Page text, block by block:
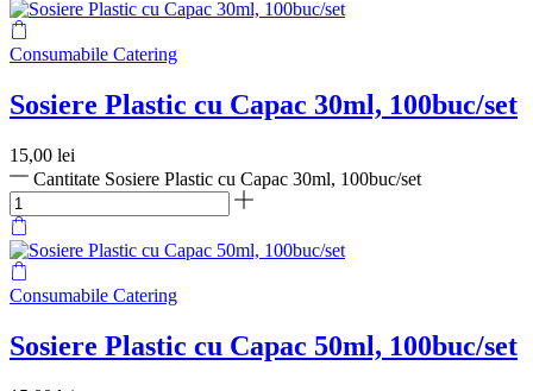
Consumabile Catering
Sosiere Plastic cu Capac 30ml, 100buc/set
15,00 lei
Cantitate Sosiere Plastic cu Capac 30ml, 100buc/set
Consumabile Catering
Sosiere Plastic cu Capac 50ml, 100buc/set